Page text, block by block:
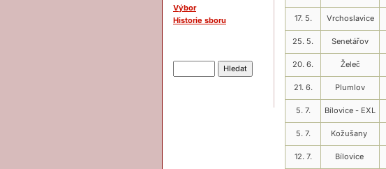
Výbor
Historie sboru
17. 5. Vrchoslavice
25. 5. Senetářov
20. 6. Želeč
21. 6. Plumlov
5. 7. Bílovice - EXL
5. 7. Kožušany
12. 7. Bílovice